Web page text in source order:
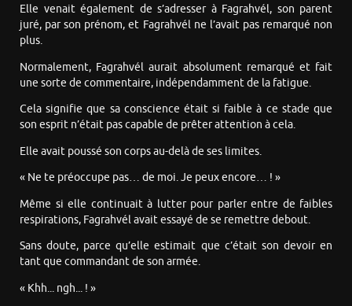
Elle venait également de s’adresser à Fagrahvél, son parent
juré, par son prénom, et Fagrahvél ne l’avait pas remarqué non
plus.
Normalement, Fagrahvél aurait absolument remarqué et fait
une sorte de commentaire, indépendamment de la fatigue.
Cela signifie que sa conscience était si faible à ce stade que
son esprit n’était pas capable de prêter attention à cela.
Elle avait poussé son corps au-delà de ses limites.
« Ne te préoccupe pas… de moi. Je peux encore… ! »
Même si elle continuait à lutter pour parler entre de faibles
respirations, Fagrahvél avait essayé de se remettre debout.
Sans doute, parce qu’elle estimait que c’était son devoir en
tant que commandant de son armée.
« Khh... ngh... ! »